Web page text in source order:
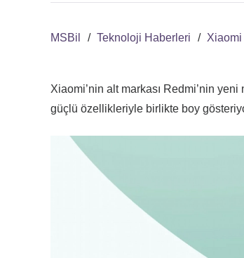
MSBil / Teknoloji Haberleri / Xiaomi
Xiaomi’nin alt markası Redmi’nin
güçlü özellikleriyle birlikte boy